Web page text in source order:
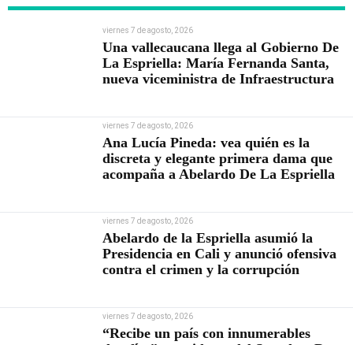
viernes 7 de agosto, 2026
Una vallecaucana llega al Gobierno De
La Espriella: María Fernanda Santa,
nueva viceministra de Infraestructura
viernes 7 de agosto, 2026
Ana Lucía Pineda: vea quién es la
discreta y elegante primera dama que
acompaña a Abelardo De La Espriella
viernes 7 de agosto, 2026
Abelardo de la Espriella asumió la
Presidencia en Cali y anunció ofensiva
contra el crimen y la corrupción
viernes 7 de agosto, 2026
“Recibe un país con innumerables